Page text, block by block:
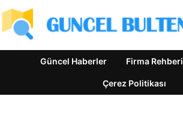
Güncel Haberler Firma Rehberi
Çerez Politikası